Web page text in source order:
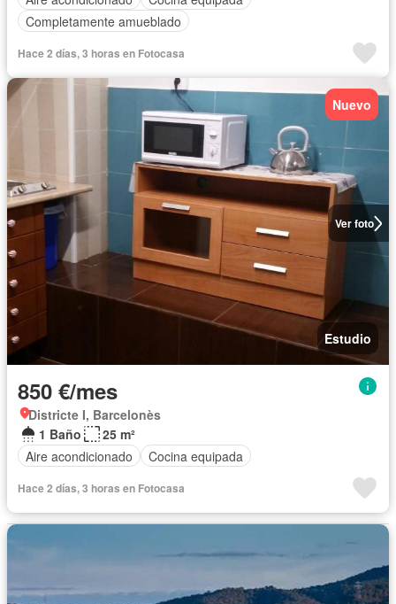
Completamente amueblado
Hace 2 días, 3 horas en Fotocasa
Ver foto
Nuevo
Estudio
850 €/mes
Districte I, Barcelonès
1 Baño
25 m²
Aire acondicionado
Cocina equipada
Hace 2 días, 3 horas en Fotocasa